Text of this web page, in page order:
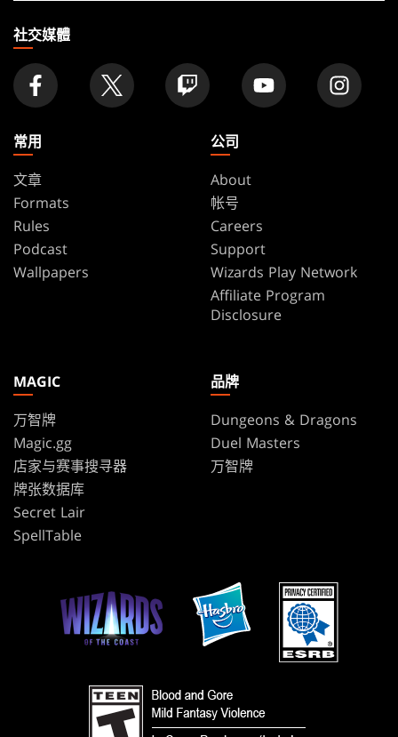
家
社交媒體
常用
文章
Formats
Rules
Podcast
Wallpapers
公司
About
帐号
Careers
Support
Wizards Play Network
Affiliate Program
Disclosure
MAGIC
万智牌
Magic.gg
店家与赛事搜寻器
牌张数据库
Secret Lair
SpellTable
品牌
Dungeons & Dragons
Duel Masters
万智牌